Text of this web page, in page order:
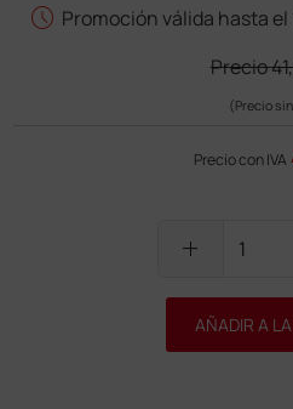
schedule Promoción válida hasta
Precio
(Precio sin
Precio con IVA
add
AÑADIR A